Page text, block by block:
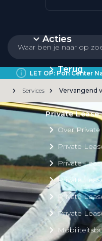
Acties
Terug
Private Lease
Over Private
Private
Private
Private
Private
Private
LET OP: Pon Center
Services Vervangend